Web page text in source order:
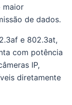
maior
de dados.
e 802.3at,
com potência
IP,
diretamente